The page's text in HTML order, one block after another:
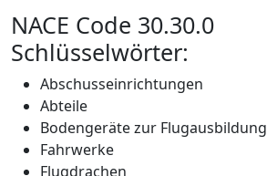
NACE Code 30.30.0
Schlüsselwörter:
Abschusseinrichtungen
Abteile
Bodengeräte zur Flugausbildung
Fahrwerke
Flugdrachen